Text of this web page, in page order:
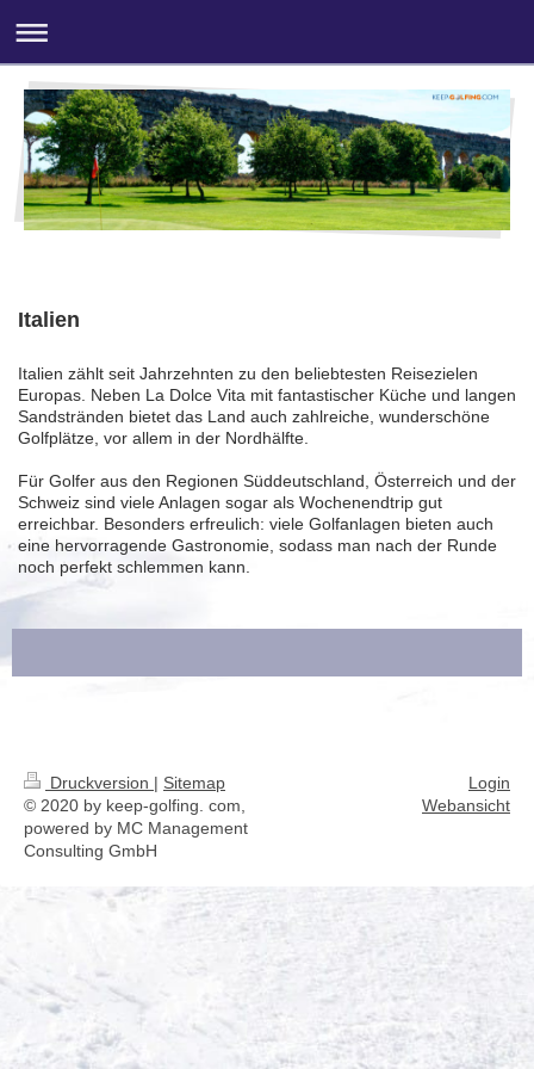
Italien
Italien zählt seit Jahrzehnten zu den beliebtesten Reisezielen
Europas. Neben La Dolce Vita mit fantastischer Küche und langen
Sandstränden bietet das Land auch zahlreiche, wunderschöne
Golfplätze, vor allem in der Nordhälfte.
Für Golfer aus den Regionen Süddeutschland, Österreich und der
Schweiz sind viele Anlagen sogar als Wochenendtrip gut
erreichbar. Besonders erfreulich: viele Golfanlagen bieten auch
eine hervorragende Gastronomie, sodass man nach der Runde
noch perfekt schlemmen kann.
Druckversion | Sitemap
© 2020 by keep-golfing. com,
powered by MC Management
Consulting GmbH
Login
Webansicht